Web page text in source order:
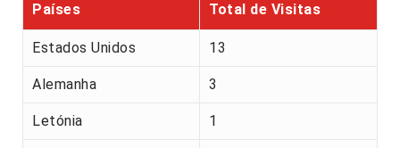
Países
Total de Visitas
Estados Unidos 13
Alemanha 3
Letónia 1